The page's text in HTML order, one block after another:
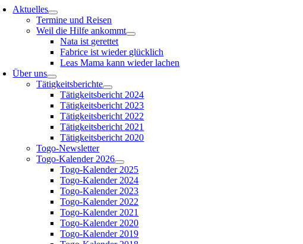
Aktuelles
Termine und Reisen
Weil die Hilfe ankommt
Nata ist gerettet
Fabrice ist wieder glücklich
Leas Mama kann wieder lachen
Über uns
Tätigkeitsberichte
Tätigkeitsbericht 2024
Tätigkeitsbericht 2023
Tätigkeitsbericht 2022
Tätigkeitsbericht 2021
Tätigkeitsbericht 2020
Togo-Newsletter
Togo-Kalender 2026
Togo-Kalender 2025
Togo-Kalender 2024
Togo-Kalender 2023
Togo-Kalender 2022
Togo-Kalender 2021
Togo-Kalender 2020
Togo-Kalender 2019